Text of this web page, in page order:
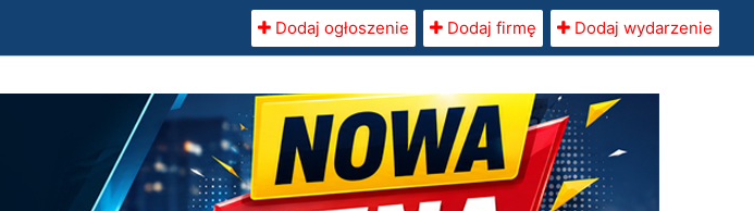
Dodaj ogłoszenie Dodaj firmę Dodaj wydarzenie